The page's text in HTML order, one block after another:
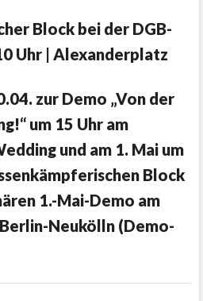
Block bei der DGB-
Uhr | Alexanderplatz
zur Demo „Von der
um 15 Uhr am
und am 1. Mai um
Block
1.-Mai-Demo am
Neukölln(Demo-